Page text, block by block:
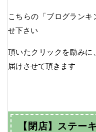
こちらの「ブログラン
せ下さい
頂いたクリックを励みに
届けさせて頂きます
【閉店】ステー